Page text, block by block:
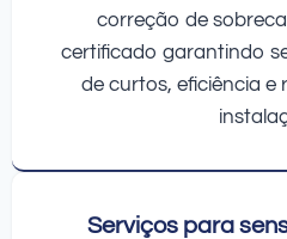
correção de
certificado garantindo
de curtos, eficiência
Serviços para